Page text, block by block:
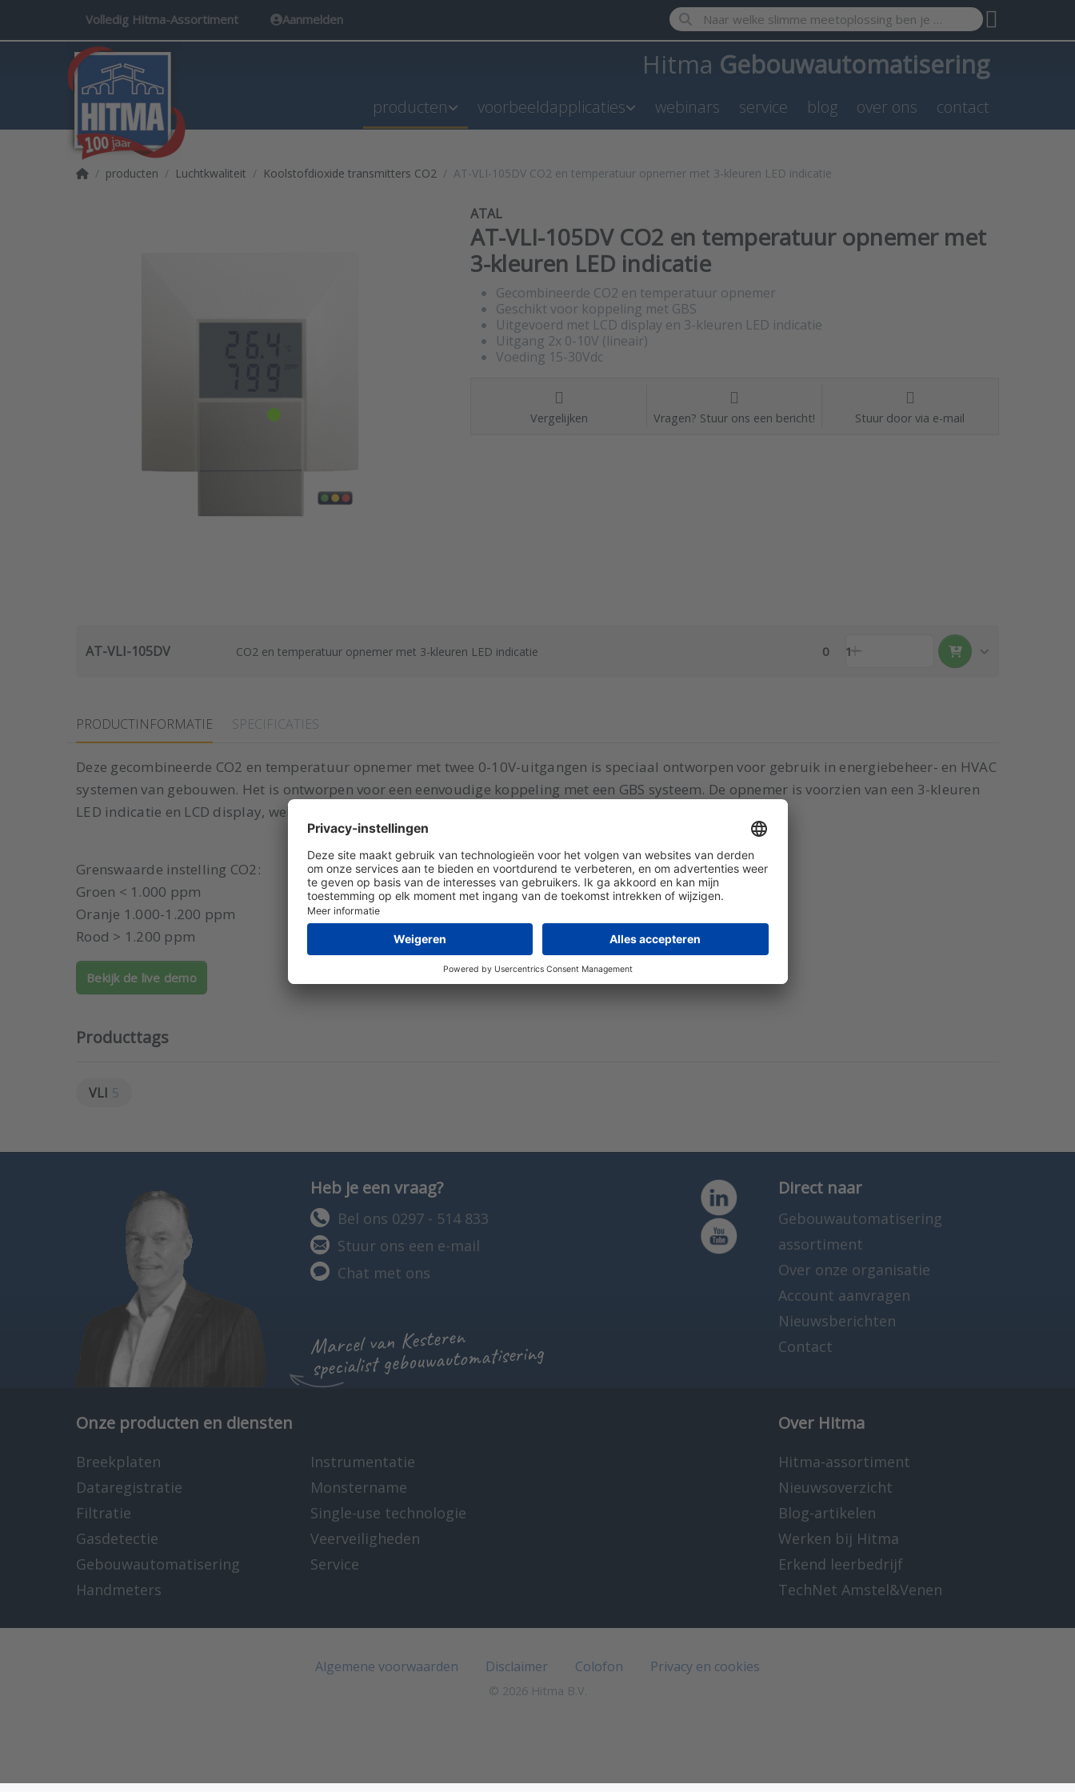
Volledig Hitma-Assortiment Aanmelden Enter a search term. Results will appear automatically as you type.
Hitma Gebouwautomatisering
producten voorbeeldapplicaties webinars service blog over ons contact
Startpagina
producten Luchtkwaliteit Koolstofdioxide transmitters CO2 AT-VLI-105DV CO2 en temperatuur opnemer met 3-kleuren LED indicatie
ATAL
AT-VLI-105DV CO2 en temperatuur opnemer met
3-kleuren LED indicatie
Gecombineerde CO2 en temperatuur opnemer
Geschikt voor koppeling met GBS
Uitgevoerd met LCD display en 3-kleuren LED indicatie
Uitgang 2x 0-10V (lineair)
Voeding 15-30Vdc
Vergelijken Vragen? Stuur ons een bericht! Stuur door via e-mail
AT-VLI-105DV CO2 en temperatuur opnemer met 3-kleuren LED indicatie 0 1
PRODUCTINFORMATIE SPECIFICATIES
Deze gecombineerde CO2 en temperatuur opnemer met twee 0-10V-uitgangen is speciaal ontworpen voor gebruik in energiebeheer- en HVAC
systemen van gebouwen. Het is ontworpen voor een eenvoudige koppeling met een GBS systeem. De opnemer is voorzien van een 3-kleuren
LED indicatie en LCD display, welke eventueel is uit te schakelen. Voeding 15-30Vdc
Grenswaarde instelling CO2:
Groen < 1.000 ppm
Oranje 1.000-1.200 ppm
Rood > 1.200 ppm
Bekijk de live demo
Producttags
VLI 5
Heb je een vraag?
Bel ons 0297 - 514 833
Stuur ons een e-mail
Chat met ons
Marcel van Kesteren
specialist gebouwautomatisering
Direct naar
Gebouwautomatisering
assortiment
Over onze organisatie
Account aanvragen
Nieuwsberichten
Contact
Onze producten en diensten
Breekplaten
Dataregistratie
Filtratie
Gasdetectie
Gebouwautomatisering
Handmeters
Instrumentatie
Monstername
Single-use technologie
Veerveiligheden
Service
Over Hitma
Hitma-assortiment
Nieuwsoverzicht
Blog-artikelen
Werken bij Hitma
Erkend leerbedrijf
TechNet Amstel&Venen
Algemene voorwaarden Disclaimer Colofon Privacy en cookies
© 2026 Hitma B.V.